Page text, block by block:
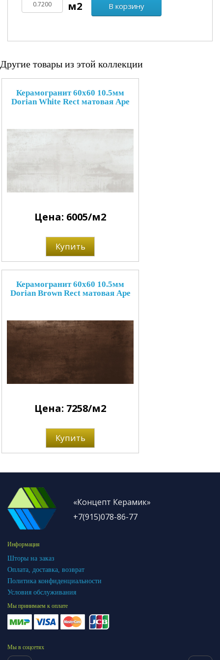
В корзину
Другие товары из этой коллекции
Керамогранит 60x60 10.5мм
Dorian White Rect матовая Ape
Цена: 6005/м2
Купить
Керамогранит 60x60 10.5мм
Dorian Brown Rect матовая Ape
Цена: 7258/м2
Купить
«Концепт Керамик»
+7(915)078-86-77
Информация
Шторы на заказ
Оплата, доставка, возврат
Политика конфиденциальности
Условия обслуживания
Мы принимаем к оплате
Мы в соцсетях